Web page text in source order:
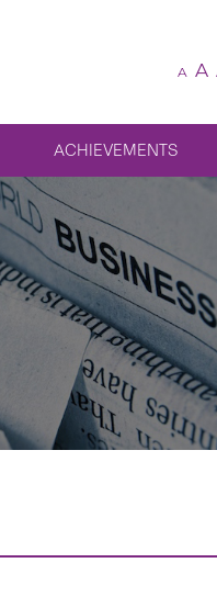
A A
ACHIEVEMENTS